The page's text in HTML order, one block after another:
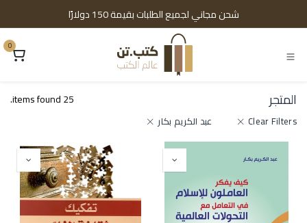
شحن مجاني لجميع الطلبات بقيمة 150 دولارًا
0
المتجر 25 items found.
Clear Filters عبد الكريم بكار